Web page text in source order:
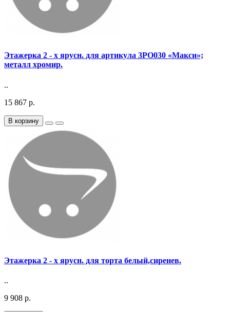
Этажерка 2 - х ярусн. для артикула 3PO030 «Макси»;
металл хромир.
..
15 867 р.
В корзину
Этажерка 2 - х ярусн. для торта белый,сиренев.
..
9 908 р.